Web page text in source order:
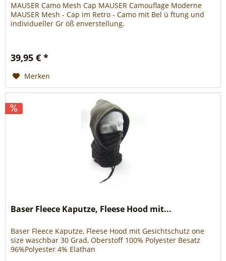
MAUSER Camo Mesh Cap MAUSER Camouflage Moderne
MAUSER Mesh ‑ Cap im Retro ‑ Camo mit Bel ü ftung und
individueller Gr öß enverstellung.
39,95 € *
Merken
Baser Fleece Kaputze, Fleese Hood mit...
Baser Fleece Kaputze, Fleese Hood mit Gesichtschutz one
size waschbar 30 Grad, Oberstoff 100% Polyester Besatz
96%Polyester 4% Elathan